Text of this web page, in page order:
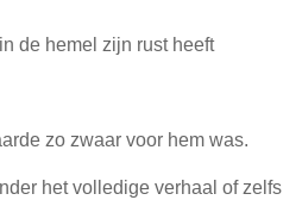
de hemel zijn rust heeft
zo zwaar voor hem was.
het volledige verhaal of zelfs